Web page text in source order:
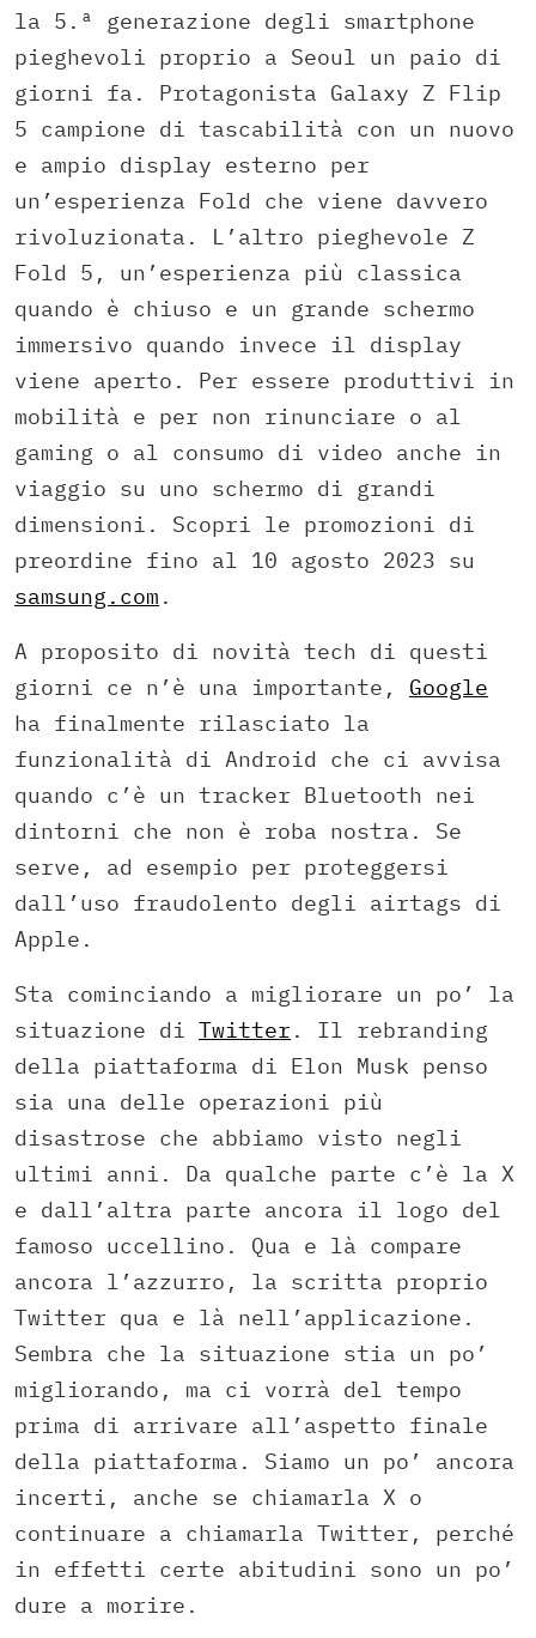
la 5.ª generazione degli smartphone
pieghevoli proprio a Seoul un paio di
giorni fa. Protagonista Galaxy Z Flip
5 campione di tascabilità con un nuovo
e ampio display esterno per
un’esperienza Fold che viene davvero
rivoluzionata. L’altro pieghevole Z
Fold 5, un’esperienza più classica
quando è chiuso e un grande schermo
immersivo quando invece il display
viene aperto. Per essere produttivi in
mobilità e per non rinunciare o al
gaming o al consumo di video anche in
viaggio su uno schermo di grandi
dimensioni. Scopri le promozioni di
preordine fino al 10 agosto 2023 su
samsung.com .
A proposito di novità tech di questi
giorni ce n’è una importante, Google
ha finalmente rilasciato la
funzionalità di Android che ci avvisa
quando c’è un tracker Bluetooth nei
dintorni che non è roba nostra. Se
serve, ad esempio per proteggersi
dall’uso fraudolento degli airtags di
Apple.
Sta cominciando a migliorare un po’ la
situazione di Twitter . Il rebranding
della piattaforma di Elon Musk penso
sia una delle operazioni più
disastrose che abbiamo visto negli
ultimi anni. Da qualche parte c’è la X
e dall’altra parte ancora il logo del
famoso uccellino. Qua e là compare
ancora l’azzurro, la scritta proprio
Twitter qua e là nell’applicazione.
Sembra che la situazione stia un po’
migliorando, ma ci vorrà del tempo
prima di arrivare all’aspetto finale
della piattaforma. Siamo un po’ ancora
incerti, anche se chiamarla X o
continuare a chiamarla Twitter, perché
in effetti certe abitudini sono un po’
dure a morire.